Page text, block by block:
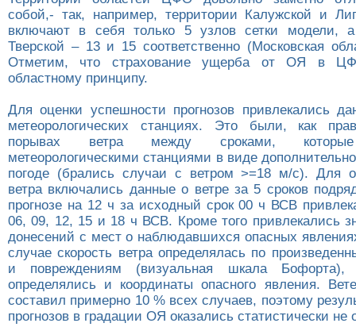
собой,- так, например, территории Калужской и
включают в себя только 5 узлов сетки модели,
Тверской – 13 и 15 соответственно (Московская
Отметим, что страхование ущерба от ОЯ в
областному принципу.
Для оценки успешности прогнозов привлекались
метеорологических станциях. Это были, как
порывах ветра между сроками,
метеорологическими станциями в виде
погоде (брались случаи с ветром >=18 м/с). Для
ветра включались данные о ветре за 5 сроков
прогнозе на 12 ч за исходный срок 00 ч ВСВ
06, 09, 12, 15 и 18 ч ВСВ. Кроме того привлекались
донесений с мест о наблюдавшихся опасных
случае скорость ветра определялась по
и повреждениям (визуальная шкала Бофорта),
определялись и координаты опасного явления.
составил примерно 10 % всех случаев, поэтому
прогнозов в градации ОЯ оказались статистически не